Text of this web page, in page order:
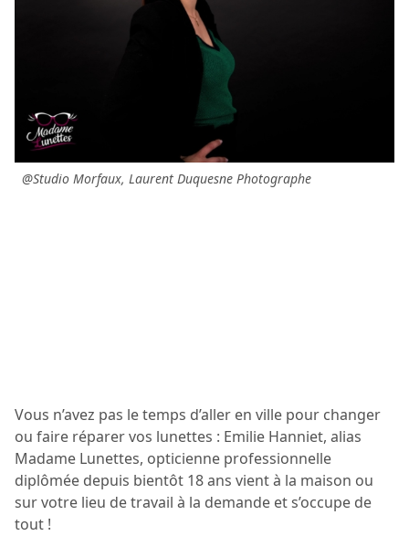
@Studio Morfaux, Laurent Duquesne Photographe
Vous n’avez pas le temps d’aller en ville pour changer
ou faire réparer vos lunettes : Emilie Hanniet, alias
Madame Lunettes, opticienne professionnelle
diplômée depuis bientôt 18 ans vient à la maison ou
sur votre lieu de travail à la demande et s’occupe de
tout !